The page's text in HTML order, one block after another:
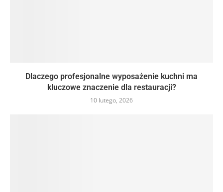
Dlaczego profesjonalne wyposażenie kuchni ma
kluczowe znaczenie dla restauracji?
10 lutego, 2026